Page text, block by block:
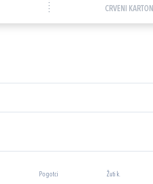
CRVENI KARTONI
Pogotci Žuti k.